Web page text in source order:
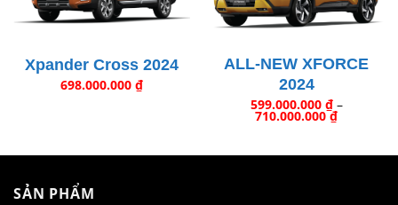
Xpander Cross 2024
698.000.000 ₫
ALL-NEW XFORCE
2024
599.000.000 ₫ –
710.000.000₫Khoảng
đến
SẢN PHẨM